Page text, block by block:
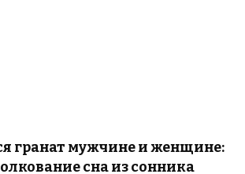
гранат мужчине и женщине:
сна из сонника